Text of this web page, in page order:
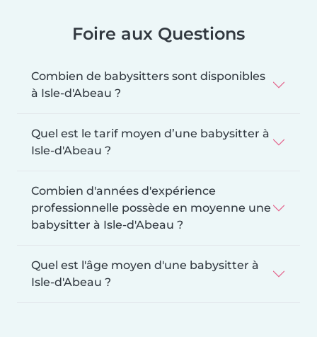
Foire aux Questions
Combien de babysitters sont disponibles
à Isle-d'Abeau ?
Quel est le tarif moyen d’une babysitter à
Isle-d'Abeau ?
Combien d'années d'expérience
professionnelle possède en moyenne une
babysitter à Isle-d'Abeau ?
Quel est l'âge moyen d'une babysitter à
Isle-d'Abeau ?